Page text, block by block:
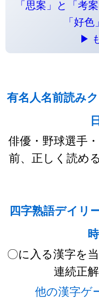
「思案」と「考案
「好
▶
有名人名前読み
俳優・野球選手
前、正しく読め
四字熟語デイリ
〇に入る漢字を
連続正
他の漢字ゲ